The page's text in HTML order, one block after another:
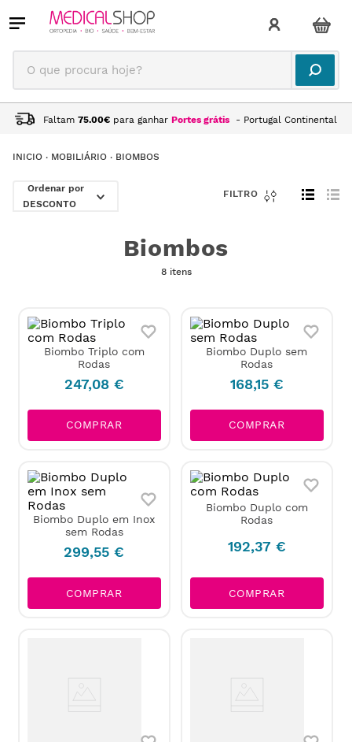
O que procura hoje?
Faltam 75.00€ para ganhar Portes grátis - Portugal Continental
MOBILIÁRIO BIOMBOS
DESCONTO
Biombos
8 itens
Biombo Triplo com
Rodas
247,08 €
COMPRAR
Biombo Duplo sem
Rodas
168,15 €
COMPRAR
Biombo Duplo em Inox
sem Rodas
299,55 €
COMPRAR
Biombo Duplo com
Rodas
192,37 €
COMPRAR